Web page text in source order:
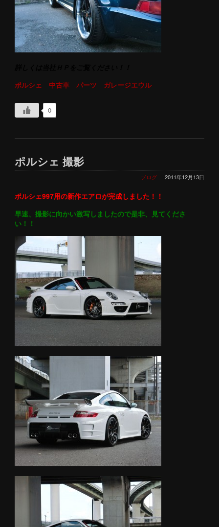
ポルシェ 中古車 パーツ ガレージエウル
0
ポルシェ 撮影
2011年12月13日
ブログ
ポルシェ997用の新作エアロが完成しました！！
早速、撮影に向かい激写しましたので是非、見てくださ
い！！